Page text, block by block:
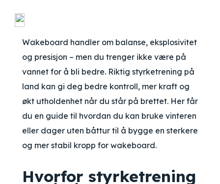
Wakeboard handler om balanse, eksplosivitet
og presisjon – men du trenger ikke være på
vannet for å bli bedre. Riktig styrketrening på
land kan gi deg bedre kontroll, mer kraft og
økt utholdenhet når du står på brettet. Her får
du en guide til hvordan du kan bruke vinteren
eller dager uten båttur til å bygge en sterkere
og mer stabil kropp for wakeboard.
Hvorfor styrketrening